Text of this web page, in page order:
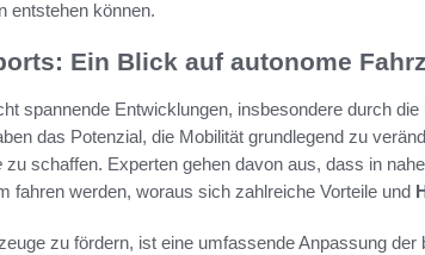
entstehen können.
Ein Blick auf autonome
spannende Entwicklungen, insbesondere durch die
das Potenzial, die Mobilität grundlegend zu
zu schaffen. Experten gehen davon aus, dass in
fahren werden, woraus sich zahlreiche Vorteile und
zu fördern, ist eine umfassende Anpassung der